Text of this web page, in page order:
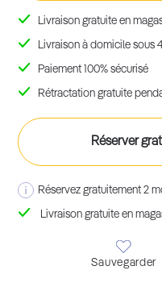
Sauvegarder
Livraison gratuite en
Livraison à domicile sous
Paiement 100% sécurisé
Rétractation gratuite
Réserver
Réservez gratuitement 2
Livraison gratuite en